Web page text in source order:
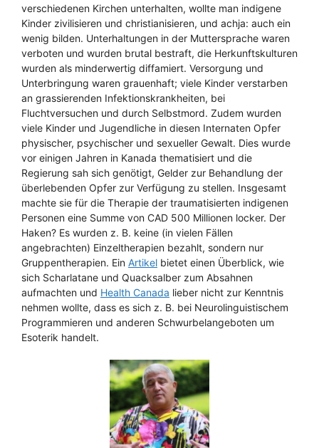
verschiedenen Kirchen unterhalten, wollte man indigene
Kinder zivilisieren und christianisieren, und achja: auch ein
wenig bilden. Unterhaltungen in der Muttersprache waren
verboten und wurden brutal bestraft, die Herkunftskulturen
wurden als minderwertig diffamiert. Versorgung und
Unterbringung waren grauenhaft; viele Kinder verstarben
an grassierenden Infektionskrankheiten, bei
Fluchtversuchen und durch Selbstmord. Zudem wurden
viele Kinder und Jugendliche in diesen Internaten Opfer
physischer, psychischer und sexueller Gewalt. Dies wurde
vor einigen Jahren in Kanada thematisiert und die
Regierung sah sich genötigt, Gelder zur Behandlung der
überlebenden Opfer zur Verfügung zu stellen. Insgesamt
machte sie für die Therapie der traumatisierten indigenen
Personen eine Summe von CAD 500 Millionen locker. Der
Haken? Es wurden z. B. keine (in vielen Fällen
angebrachten) Einzeltherapien bezahlt, sondern nur
Gruppentherapien. Ein Artikel bietet einen Überblick, wie
sich Scharlatane und Quacksalber zum Absahnen
aufmachten und Health Canada lieber nicht zur Kenntnis
nehmen wollte, dass es sich z. B. bei Neurolinguistischem
Programmieren und anderen Schwurbelangeboten um
Esoterik handelt.